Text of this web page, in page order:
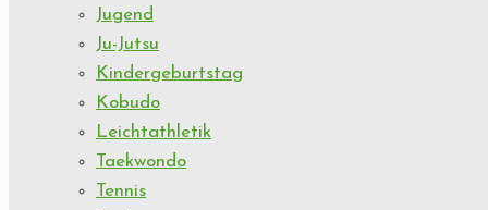
Jugend
Ju-Jutsu
Kindergeburtstag
Kobudo
Leichtathletik
Taekwondo
Tennis